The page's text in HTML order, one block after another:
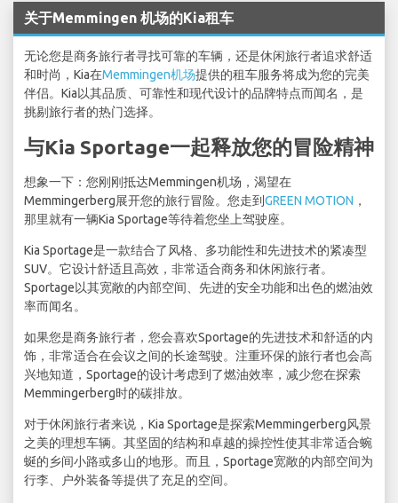
关于Memmingen 机场的Kia租车
无论您是商务旅行者寻找可靠的车辆，还是休闲旅行者追求舒适
和时尚，Kia在Memmingen机场提供的租车服务将成为您的完美
伴侣。Kia以其品质、可靠性和现代设计的品牌特点而闻名，是
挑剔旅行者的热门选择。
与Kia Sportage一起释放您的冒险精神
想象一下：您刚刚抵达Memmingen机场，渴望在
Memmingerberg展开您的旅行冒险。您走到GREEN MOTION ，
那里就有一辆Kia Sportage等待着您坐上驾驶座。
Kia Sportage是一款结合了风格、多功能性和先进技术的紧凑型
SUV。它设计舒适且高效，非常适合商务和休闲旅行者。
Sportage以其宽敞的内部空间、先进的安全功能和出色的燃油效
率而闻名。
如果您是商务旅行者，您会喜欢Sportage的先进技术和舒适的内
饰，非常适合在会议之间的长途驾驶。注重环保的旅行者也会高
兴地知道，Sportage的设计考虑到了燃油效率，减少您在探索
Memmingerberg时的碳排放。
对于休闲旅行者来说，Kia Sportage是探索Memmingerberg风景
之美的理想车辆。其坚固的结构和卓越的操控性使其非常适合蜿
蜒的乡间小路或多山的地形。而且，Sportage宽敞的内部空间为
行李、户外装备等提供了充足的空间。